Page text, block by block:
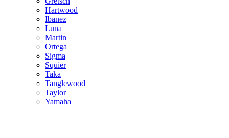
Hartwood
Ibanez
Luna
Martin
Ortega
Sigma
Squier
Taka
Tanglewood
Taylor
Yamaha